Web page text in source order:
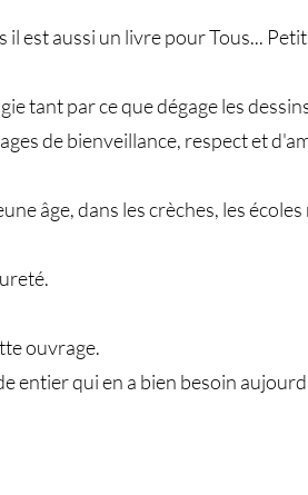
est aussi un livre pour Tous...
tant par ce que dégage les
de bienveillance, respect et
âge, dans les crèches, les écoles
ouvrage.
entier qui en a bien besoin